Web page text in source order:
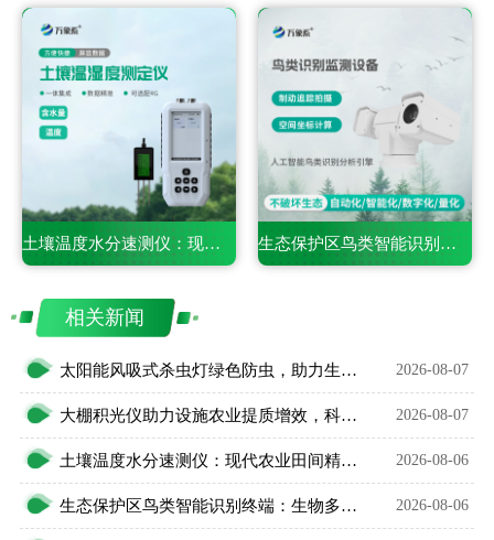
土壤温度水分速测仪：现代农业田间精细化管护智能利器 生态保护区鸟类智能识别终端：生物多样性保护智能监测设备
相关新闻
太阳能风吸式杀虫灯绿色防虫，助力生态农业无公害种植 2026-08-07
大棚积光仪助力设施农业提质增效，科学把控作物光照环境 2026-08-07
土壤温度水分速测仪：现代农业田间精细化管护智能利器 2026-08-06
生态保护区鸟类智能识别终端：生物多样性保护智能监测设备 2026-08-06